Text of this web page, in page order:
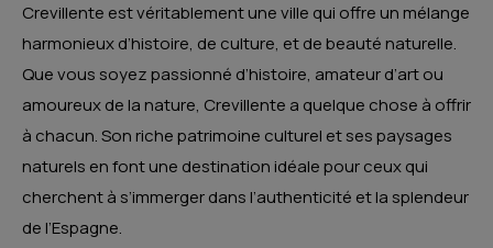
Crevillente est véritablement une ville qui offre un mélange
harmonieux d’histoire, de culture, et de beauté naturelle.
Que vous soyez passionné d’histoire, amateur d’art ou
amoureux de la nature, Crevillente a quelque chose à offrir
à chacun. Son riche patrimoine culturel et ses paysages
naturels en font une destination idéale pour ceux qui
cherchent à s’immerger dans l’authenticité et la splendeur
de l’Espagne.